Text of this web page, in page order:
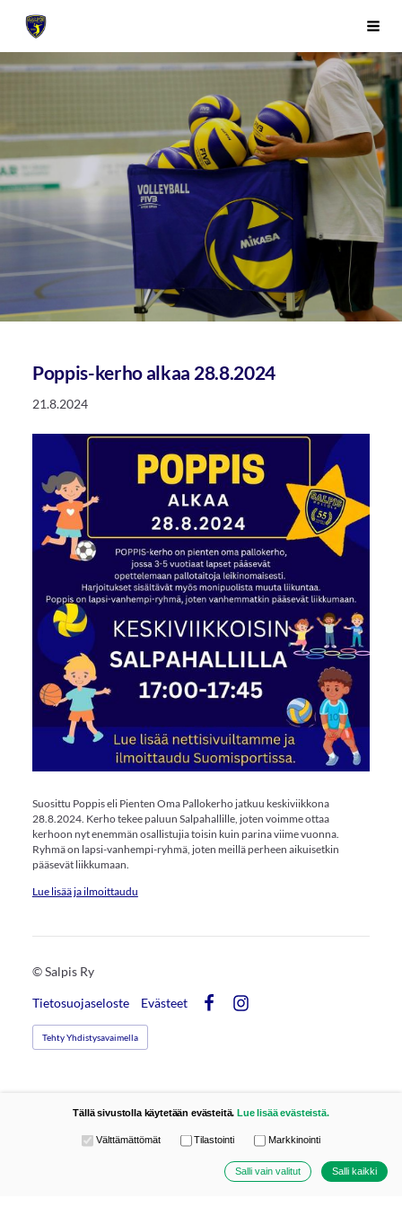
Siirry
sivunSivuston etusivulle
Poppis-kerho alkaa 28.8.2024
21.8.2024
Suosittu Poppis eli Pienten Oma Pallokerho jatkuu keskiviikkona
28.8.2024. Kerho tekee paluun Salpahallille, joten voimme ottaa
kerhoon nyt enemmän osallistujia toisin kuin parina viime vuonna.
Ryhmä on lapsi-vanhempi-ryhmä, joten meillä perheen aikuisetkin
pääsevät liikkumaan.
Lue lisää ja ilmoittaudu
©Salpis Ry
Tietosuojaseloste
Evästeet
Tehty Yhdistysavaimella
Tällä sivustolla käytetään evästeitä.Lue lisää evästeistä.
Valitse käytettävät evästeet
Välttämättömät Tilastointi Markkinointi
Salli vain valitut Salli kaikki